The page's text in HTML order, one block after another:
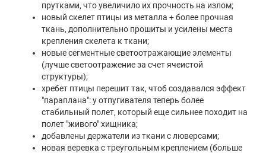
прутками, что увеличило их прочность на излом;
новый скелет птицы из металла + более прочная
ткань, дополнительно прошиты и усилены места
крепления скелета к ткани;
новые сегментные светоотражающие элементы
(лучше светоотражение за счет ячеистой
структуры);
хребет птицы перешит так, чтоб создавался эффект
"параплана": у отпугивателя теперь более
стабильный полет, который еще сильнее походит на
полет "живого" хищника;
добавлены держатели из ткани с люверсами;
новая веревка с треугольным креплением (больше